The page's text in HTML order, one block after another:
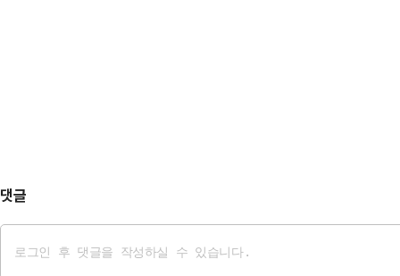
댓글